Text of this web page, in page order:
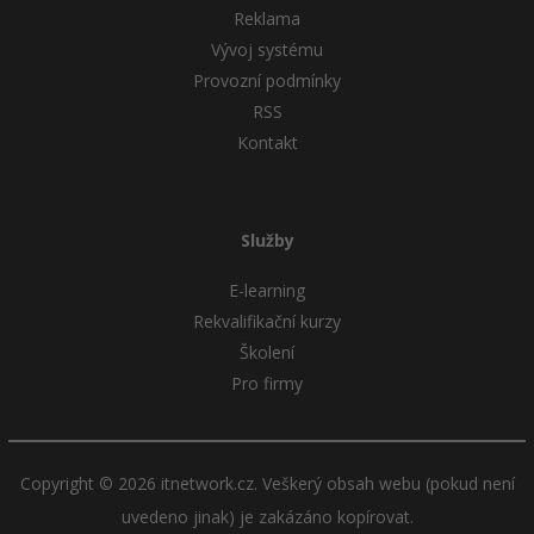
Reklama
Vývoj systému
Provozní podmínky
RSS
Kontakt
Služby
E-learning
Rekvalifikační kurzy
Školení
Pro firmy
Copyright © 2026 itnetwork.cz. Veškerý obsah webu (pokud není
uvedeno jinak) je zakázáno kopírovat.